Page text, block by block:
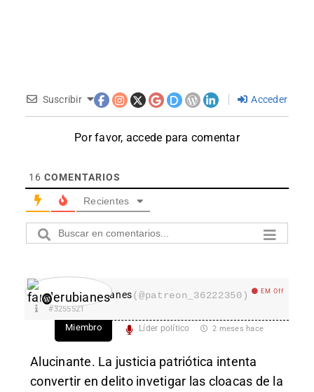
Suscribir Acceder
Por favor, accede para comentar
16 COMENTARIOS
Recientes
fanderubianes(@patreon_36222350) EM Off
#3255521
Miembro Líder político 2 meses hace
Alucinante. La justicia patriótica intenta
convertir en delito invetigar las cloacas de la